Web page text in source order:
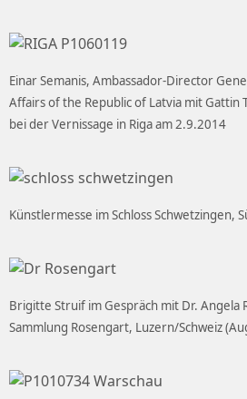
Einar Semanis, Ambassador-Director
Affairs of the Republic of Latvia mit Gattin
bei der Vernissage in Riga am 2.9.2014
Künstlermesse im Schloss Schwetzingen,
Brigitte Struif im Gespräch mit Dr. Angela
Sammlung Rosengart, Luzern/Schweiz